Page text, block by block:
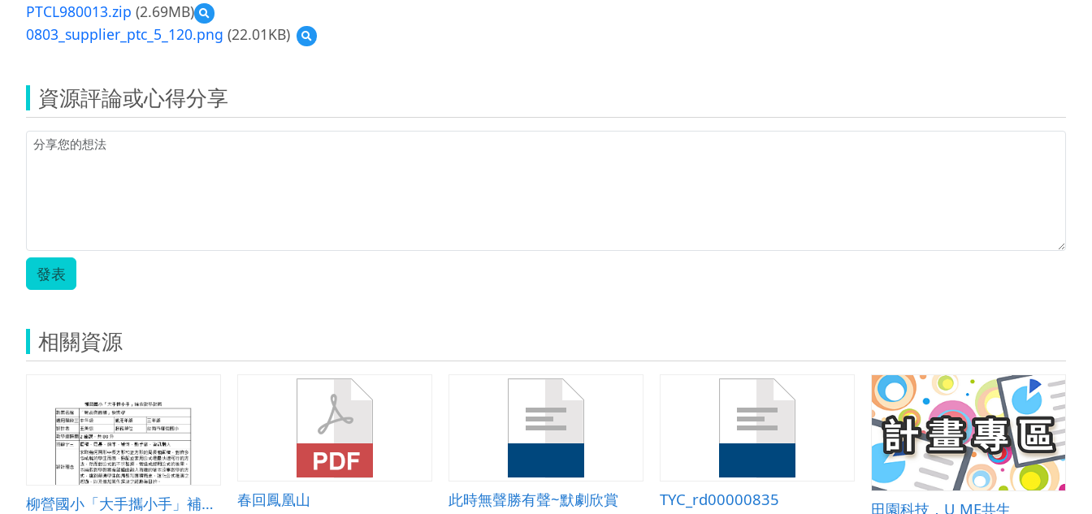
PTCL980013.zip (2.69MB)
預
覽
PTCL980013.zip
0803_supplier_ptc_5_120.png (22.01KB)
預
覽
資源評論或心得分享
發表
相關資源
柳營國小「大手攜小手」補救教學教案 春回鳳凰山 此時無聲勝有聲~默劇欣賞 TYC_rd00000835
田園科技．U ME共生